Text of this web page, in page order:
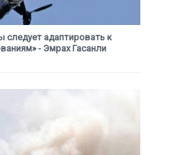
следует адаптировать к
- Эмрах Гасанли